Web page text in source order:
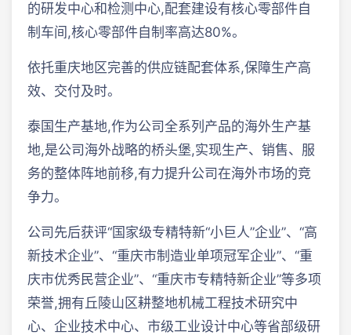
的研发中心和检测中心,配套建设有核心零部件自
制车间,核心零部件自制率高达80%。
依托重庆地区完善的供应链配套体系,保障生产高
效、交付及时。
泰国生产基地,作为公司全系列产品的海外生产基
地,是公司海外战略的桥头堡,实现生产、销售、服
务的整体阵地前移,有力提升公司在海外市场的竞
争力。
公司先后获评“国家级专精特新“小巨人”企业”、“高
新技术企业”、“重庆市制造业单项冠军企业”、“重
庆市优秀民营企业”、“重庆市专精特新企业”等多项
荣誉,拥有丘陵山区耕整地机械工程技术研究中
心、企业技术中心、市级工业设计中心等省部级研